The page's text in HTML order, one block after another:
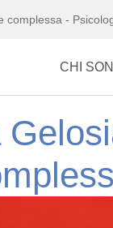
-
CHI